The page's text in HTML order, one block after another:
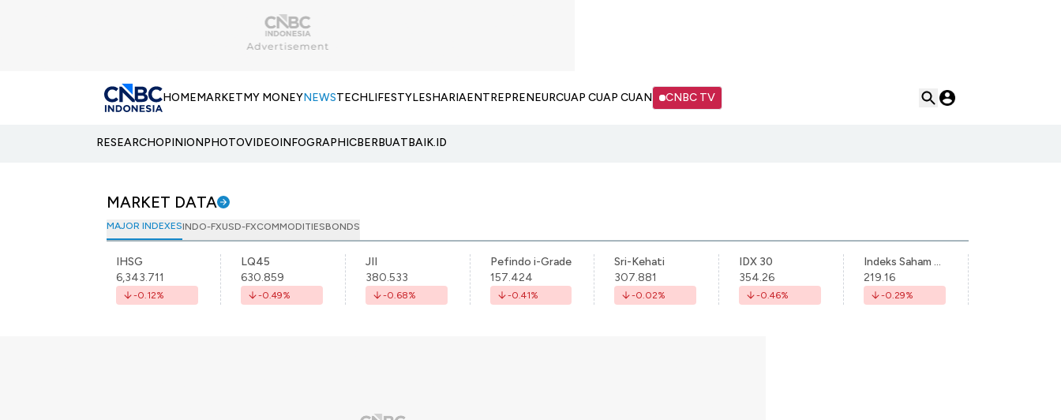
HOMEMARKETMY MONEYNEWSTECHLIFESTYLESHARIAENTREPRENEURCUAP CUAP CUAN CNBC TV
RESEARCHOPINIONPHOTOVIDEOINFOGRAPHICBERBUATBAIK.ID
MARKET DATA
MAJOR INDEXESINDO-FXUSD-FXCOMMODITIESBONDS
IHSG
6,343.711
-0.12%
LQ45
630.859
-0.49%
JII
380.533
-0.68%
Pefindo i-Grade
157.424
-0.41%
Sri-Kehati
307.881
-0.02%
IDX 30
354.26
-0.46%
Indeks Saham Syariah Indonesia
219.16
-0.29%